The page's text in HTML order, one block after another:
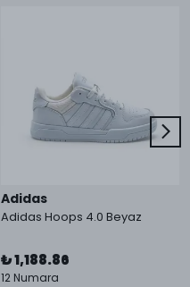
Adidas
Adidas Hoops 4.0 Beyaz
₺ 1,188.86
12 Numara